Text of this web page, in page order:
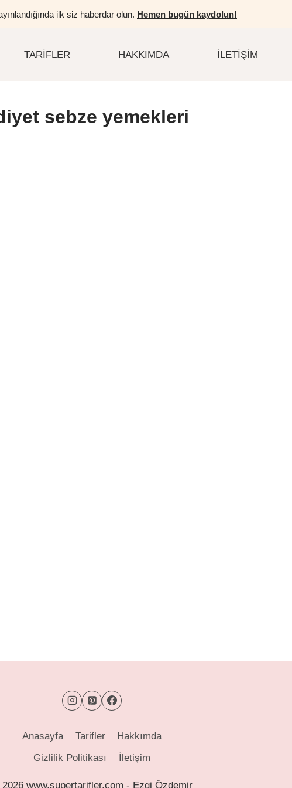
ilk siz haberdar olun. Hemen bugün kaydolun!
TARIFLER HAKKIMDA İLETIŞIM
sebze yemekleri
Anasayfa Tarifler
Hakkımda
Gizlilik Politikası
İletişim
www.supertarifler.com - Ezgi Özdemir